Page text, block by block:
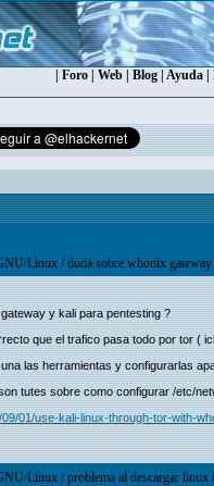
Foro| Web| Blog| Ayuda|
Linux/duda sobre whonix
y kali para pentesting ?
que el trafico pasa todo por tor (
las herramientas y configurarlas
tutes sobre como configurar /etc/
01/use-kali-linux-through-tor-with-
Linux/problema al descargar linux